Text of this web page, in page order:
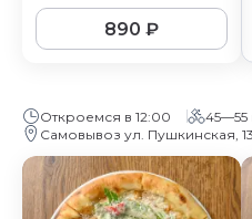
890 ₽
Откроемся в 12:00
45—55
Самовывоз ул. Пушкинская,